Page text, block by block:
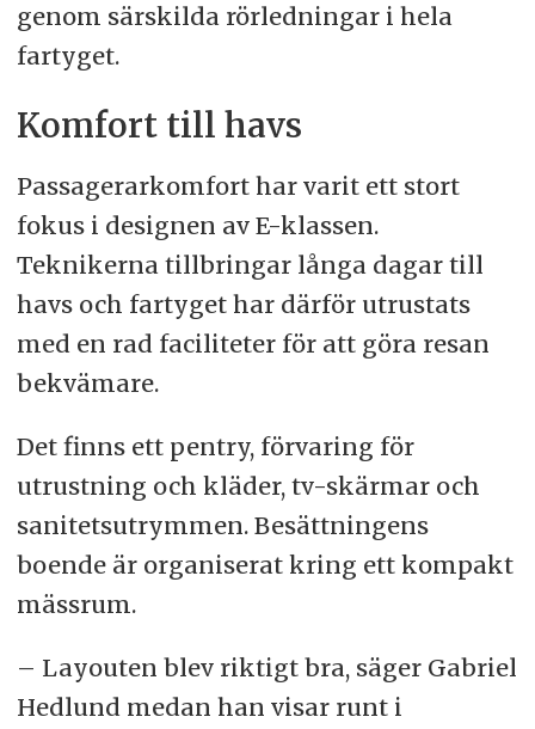
genom särskilda rörledningar i hela
fartyget.
Komfort till havs
Passagerarkomfort har varit ett stort
fokus i designen av E-klassen.
Teknikerna tillbringar långa dagar till
havs och fartyget har därför utrustats
med en rad faciliteter för att göra resan
bekvämare.
Det finns ett pentry, förvaring för
utrustning och kläder, tv-skärmar och
sanitetsutrymmen. Besättningens
boende är organiserat kring ett kompakt
mässrum.
– Layouten blev riktigt bra, säger Gabriel
Hedlund medan han visar runt i